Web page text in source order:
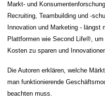
Markt- und
Recruiting, Teambuilding und -
Innovation und Marketing - längst
Plattformen wie Second Life®,
Kosten zu sparen und
Die Autoren erklären, welche
man funktionierende
beachten muss.